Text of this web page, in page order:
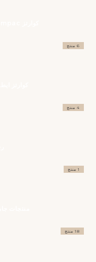
6 منتج
4 منتج
1 منتج
18 منتج